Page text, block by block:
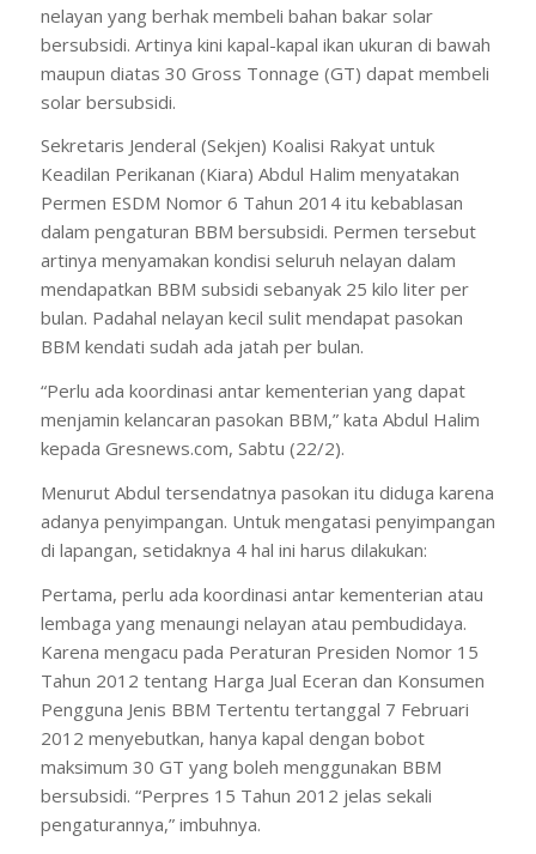
nelayan yang berhak membeli bahan bakar solar
bersubsidi. Artinya kini kapal-kapal ikan ukuran di bawah
maupun diatas 30 Gross Tonnage (GT) dapat membeli
solar bersubsidi.
Sekretaris Jenderal (Sekjen) Koalisi Rakyat untuk
Keadilan Perikanan (Kiara) Abdul Halim menyatakan
Permen ESDM Nomor 6 Tahun 2014 itu kebablasan
dalam pengaturan BBM bersubsidi. Permen tersebut
artinya menyamakan kondisi seluruh nelayan dalam
mendapatkan BBM subsidi sebanyak 25 kilo liter per
bulan. Padahal nelayan kecil sulit mendapat pasokan
BBM kendati sudah ada jatah per bulan.
“Perlu ada koordinasi antar kementerian yang dapat
menjamin kelancaran pasokan BBM,” kata Abdul Halim
kepada Gresnews.com, Sabtu (22/2).
Menurut Abdul tersendatnya pasokan itu diduga karena
adanya penyimpangan. Untuk mengatasi penyimpangan
di lapangan, setidaknya 4 hal ini harus dilakukan:
Pertama, perlu ada koordinasi antar kementerian atau
lembaga yang menaungi nelayan atau pembudidaya.
Karena mengacu pada Peraturan Presiden Nomor 15
Tahun 2012 tentang Harga Jual Eceran dan Konsumen
Pengguna Jenis BBM Tertentu tertanggal 7 Februari
2012 menyebutkan, hanya kapal dengan bobot
maksimum 30 GT yang boleh menggunakan BBM
bersubsidi. “Perpres 15 Tahun 2012 jelas sekali
pengaturannya,” imbuhnya.